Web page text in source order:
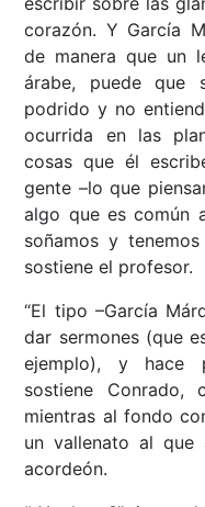
corazón. Y García
de manera que un
árabe, puede que
podrido y no
ocurrida en las
cosas que él
gente –lo que
algo que es común
soñamos y
sostiene el profesor.
“El tipo –García
dar sermones (que
ejemplo), y hace
sostiene Conrado,
mientras al fondo
un vallenato al que
acordeón.